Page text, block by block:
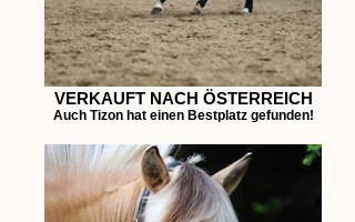
VERKAUFT NACH ÖSTERREICH
Auch Tizon hat einen Bestplatz gefunden!